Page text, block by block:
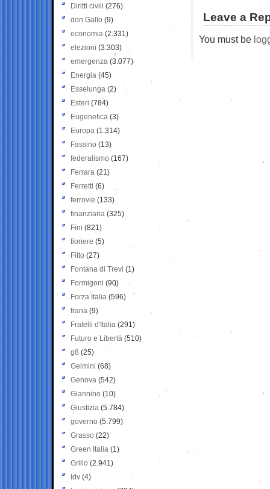
Leave a
You must be
Diritti civili (276)
don Gallo (9)
economia (2.331)
elezioni (3.303)
emergenza (3.077)
Energia (45)
Esselunga (2)
Esteri (784)
Eugenetica (3)
Europa (1.314)
Fassino (13)
federalismo (167)
Ferrara (21)
Ferretti (6)
ferrovie (133)
finanziaria (325)
Fini (821)
fioriere (5)
Fitto (27)
Fontana di Trevi (1)
Formigoni (90)
Forza Italia (596)
frana (9)
Fratelli d'Italia (291)
Futuro e Libertà (510)
g8 (25)
Gelmini (68)
Genova (542)
Giannino (10)
Giustizia (5.784)
governo (5.799)
Grasso (22)
Green Italia (1)
Grillo (2.941)
Idv (4)